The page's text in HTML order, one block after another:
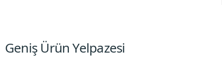
Geniş Ürün Yelpazesi